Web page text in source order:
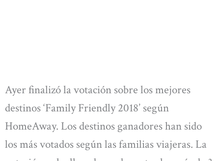
Ayer finalizó la votación sobre los mejores
destinos ‘Family Friendly 2018’ según
HomeAway. Los destinos ganadores han sido
los más votados según las familias viajeras. La